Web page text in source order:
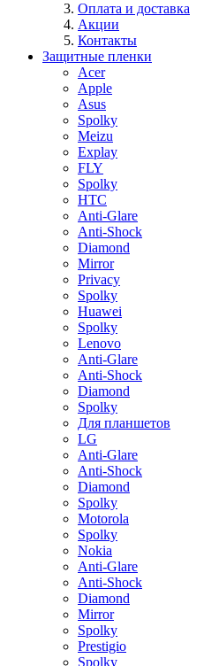
Оплата и доставка
Акции
Контакты
Защитные пленки
Acer
Apple
Asus
Spolky
Meizu
Explay
FLY
Spolky
HTC
Anti-Glare
Anti-Shock
Diamond
Mirror
Privacy
Spolky
Huawei
Spolky
Lenovo
Anti-Glare
Anti-Shock
Diamond
Spolky
Для планшетов
LG
Anti-Glare
Anti-Shock
Diamond
Spolky
Motorola
Spolky
Nokia
Anti-Glare
Anti-Shock
Diamond
Mirror
Spolky
Prestigio
Spolky